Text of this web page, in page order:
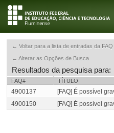
← Voltar para a lista de entradas da FAQ
← Alterar as Opções de Busca
Resultados da pesquisa para:
FAQ#
TÍTULO
4900137 [FAQ] É possível
4900150
[FAQ] É possível